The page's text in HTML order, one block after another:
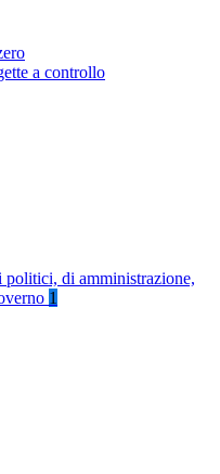
a controllo
di amministrazione,
1